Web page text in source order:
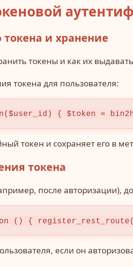
токена и хранение
токены и как их
токена для пользователя:
{ $token =
токен и сохраняет его в
токена
после авторизации),
() {
если он